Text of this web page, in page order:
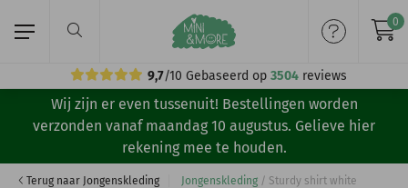
9,7/10 Gebaseerd op 3504 reviews
0
Home
Meisjeskleding
Wij zijn er even tussenuit! Bestellingen worden
verzonden vanaf maandag 10 augustus. Gelieve hier
rekening mee te houden.
Terug naar Jongenskleding Jongenskleding / Sturdy shirt white